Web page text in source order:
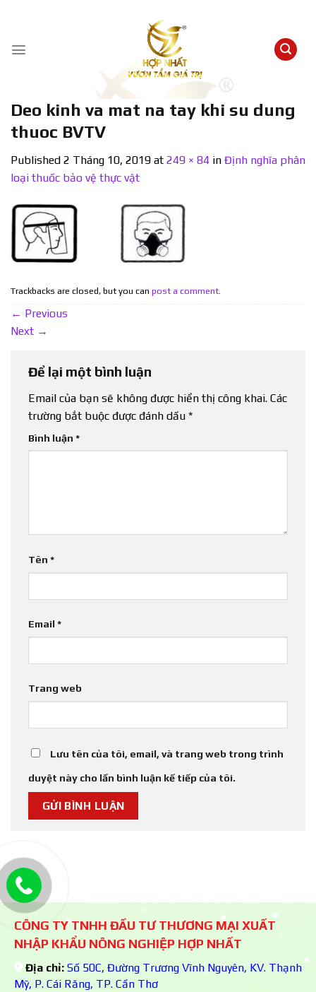
content
Deo kinh va mat na tay khi su dung
thuoc BVTV
Published 2 Tháng 10, 2019 at 249 × 84 in Định nghĩa phân
loại thuốc bảo vệ thực vật
Trackbacks are closed, but you can post a comment.
← Previous
Next →
Để lại một bình luận
Email của bạn sẽ không được hiển thị công khai. Các
trường bắt buộc được đánh dấu *
Bình luận *
Tên *
Email *
Trang web
Lưu tên của tôi, email, và trang web trong trình
duyệt này cho lần bình luận kế tiếp của tôi.
CÔNG TY TNHH ĐẦU TƯ THƯƠNG MẠI XUẤT
NHẬP KHẨU NÔNG NGHIỆP HỢP NHẤT
Địa chỉ:Số 50C, Đường Trương Vĩnh Nguyên, KV. Thạnh
Mỹ, P. Cái Răng, TP. Cần Thơ